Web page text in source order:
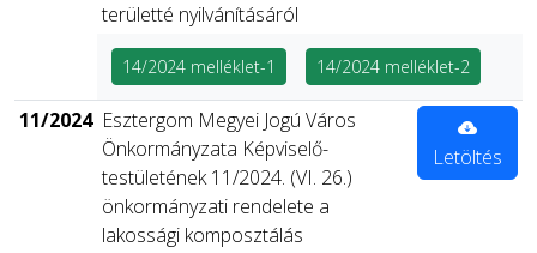
területté nyilvánításáról
14/2024 melléklet-1 14/2024 melléklet-2
11/2024 Esztergom Megyei Jogú Város
Önkormányzata Képviselő-
testületének 11/2024. (VI. 26.)
önkormányzati rendelete a
lakossági komposztálás
Letöltés